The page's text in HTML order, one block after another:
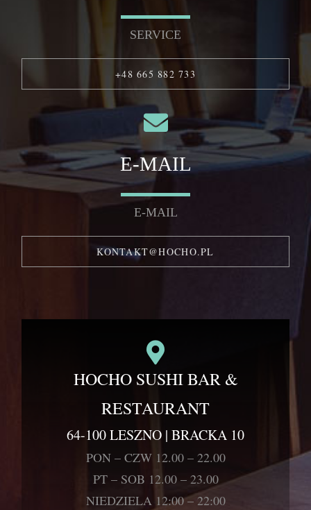
SERVICE
+48 665 882 733
E-MAIL
E-MAIL
KONTAKT@HOCHO.PL
HOCHO SUSHI BAR &
RESTAURANT
64-100 LESZNO | BRACKA 10
PON – CZW 12.00 – 22.00
PT – SOB 12.00 – 23.00
NIEDZIELA 12:00 – 22:00